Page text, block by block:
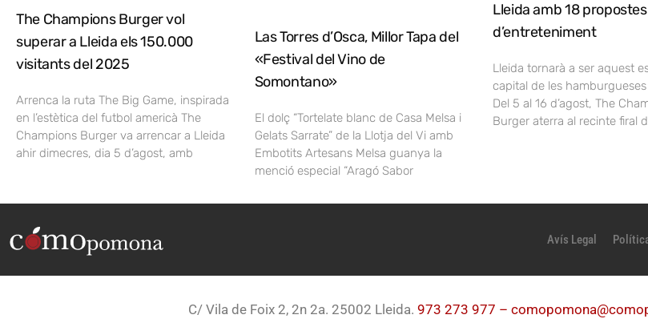
The Champions Burger vol
superar a Lleida els 150.000
visitants del 2025
Arrenca la ruta The Big Game, inspirada
en l’estètica del futbol americà The
Champions Burger va arrencar a Lleida
ahir dimecres, dia 5 d’agost, amb
Las Torres d’Osca, Millor Tapa del
«Festival del Vino de
Somontano»
El dolç “Tortelate blanc de Casa Melsa i
Gelats Sarrate” de la Llotja del Vi amb
Embotits Artesans Melsa guanya la
menció especial “Aragó Sabor
Lleida amb 18
d’entreteniment
Lleida tornarà a ser aquest
capital de les
Del 5 al 16 d’agost, The
Burger aterra al recinte firal
Avís Legal
C/ Vila de Foix 2, 2n 2a. 25002 Lleida. 973 273 977 –